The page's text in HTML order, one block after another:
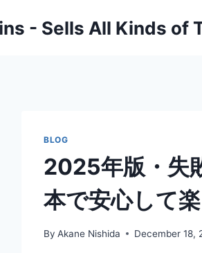
- Sells All Kinds of
BLOG
2025年版・失
本で安心して
By Akane Nishida December 18,